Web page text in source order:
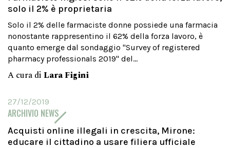
solo il 2% è proprietaria
Solo il 2% delle farmaciste donne possiede una farmacia
nonostante rappresentino il 62% della forza lavoro, è
quanto emerge dal sondaggio "Survey of registered
pharmacy professionals 2019" del...
A cura di Lara Figini
27/12/2019
ARCHIVIO NEWS
Acquisti online illegali in crescita, Mirone:
educare il cittadino a usare filiera ufficiale